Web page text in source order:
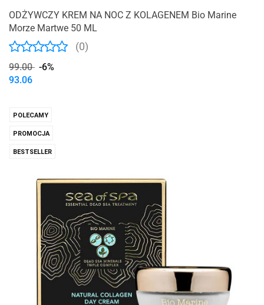
ODŻYWCZY KREM NA NOC Z KOLAGENEM Bio Marine
Morze Martwe 50 ML
(0)
99.00 -6%
93.06
POLECAMY
PROMOCJA
BESTSELLER